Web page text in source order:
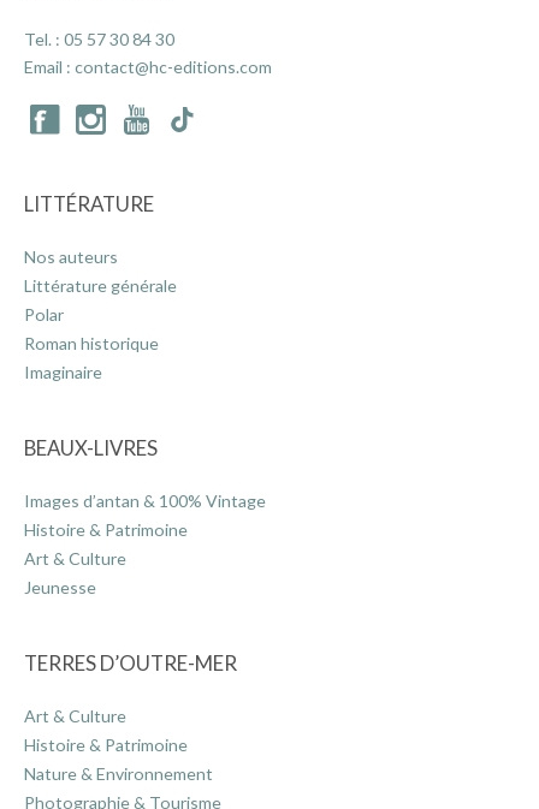
Tel. : 05 57 30 84 30
Email : contact@hc-editions.com
LITTÉRATURE
Nos auteurs
Littérature générale
Polar
Roman historique
Imaginaire
BEAUX-LIVRES
Images d’antan & 100% Vintage
Histoire & Patrimoine
Art & Culture
Jeunesse
TERRES D’OUTRE-MER
Art & Culture
Histoire & Patrimoine
Nature & Environnement
Photographie & Tourisme